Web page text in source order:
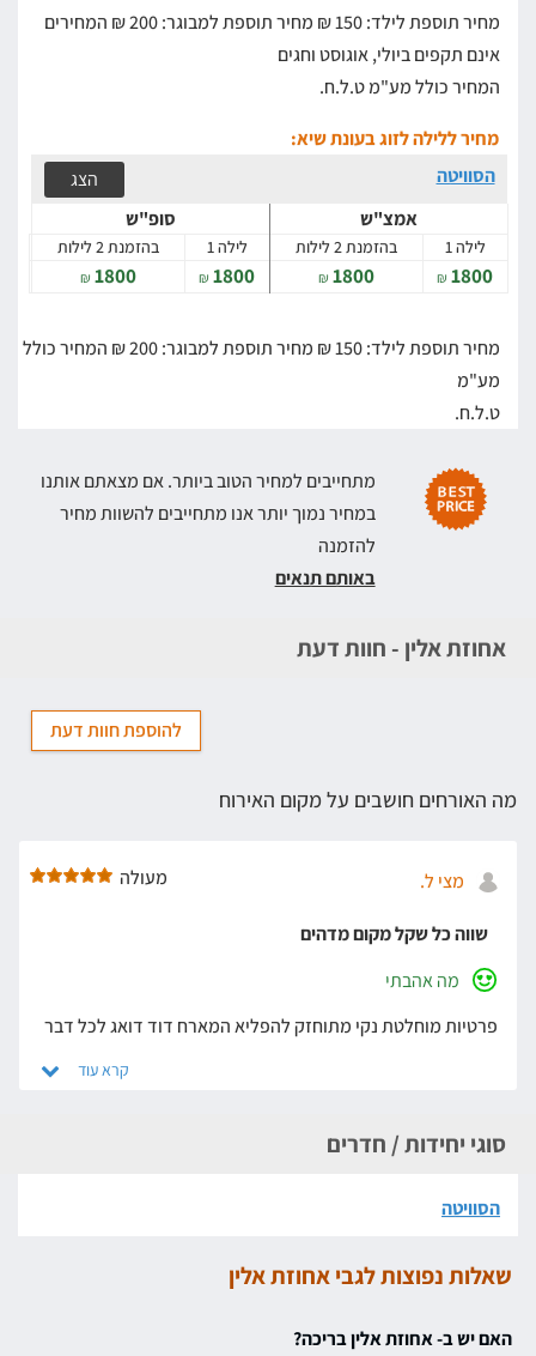
מחיר תוספת לילד: 150 ₪ מחיר תוספת למבוגר: 200 ₪
המחירים
אינם תקפים ביולי, אוגוסט וחגים
המחיר כולל מע"מ ט.ל.ח.
מחיר ללילה לזוג בעונת שיא:
הסוויטה
הצג
אמצ"ש
סופ"ש
לילה 1 בהזמנת 2 לילות לילה 1 בהזמנת 2 לילות
1800
₪
1800
₪
1800
₪
1800
₪
מחיר תוספת לילד: 150 ₪ מחיר תוספת למבוגר: 200 ₪
המחיר כולל
מע"מ
ט.ל.ח.
מתחייבים למחיר הטוב ביותר. אם מצאתם אותנו
במחיר נמוך יותר אנו מתחייבים להשוות מחיר
להזמנה
באותם תנאים
אחוזת אלין - חוות דעת
להוספת חוות דעת
מה האורחים חושבים על מקום האירוח
מעולה מצי ל.
שווה כל שקל מקום מדהים
מה אהבתי
פרטיות מוחלטת נקי מתוחזק להפליא המארח דוד דואג לכל דבר
סוגי יחידות / חדרים
הסוויטה
שאלות נפוצות לגבי אחוזת אלין
האם יש ב- אחוזת אלין בריכה?